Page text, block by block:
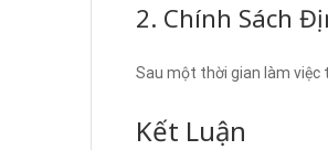
2. Chính Sách
Sau một thời gian làm việc
Kết Luận